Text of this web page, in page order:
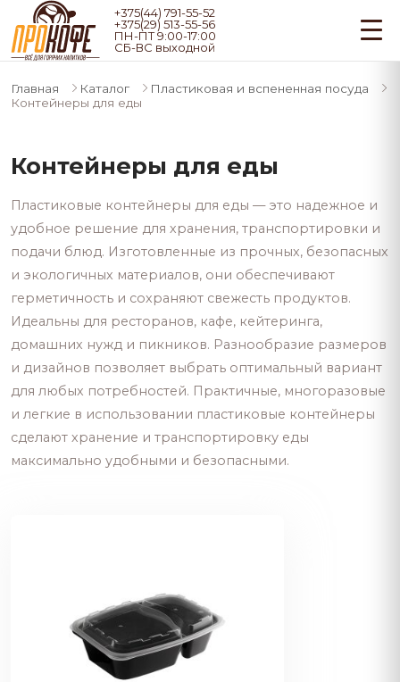
+375(44) 791-55-52
+375(29) 513-55-56
ПН-ПТ 9:00-17:00
СБ-ВС выходной
Главная Каталог
Пластиковая и вспененная посуда
Контейнеры для еды
Контейнеры для еды
Пластиковые контейнеры для еды — это надежное и
удобное решение для хранения, транспортировки и
подачи блюд. Изготовленные из прочных, безопасных
и экологичных материалов, они обеспечивают
герметичность и сохраняют свежесть продуктов.
Идеальны для ресторанов, кафе, кейтеринга,
домашних нужд и пикников. Разнообразие размеров
и дизайнов позволяет выбрать оптимальный вариант
для любых потребностей. Практичные, многоразовые
и легкие в использовании пластиковые контейнеры
сделают хранение и транспортировку еды
максимально удобными и безопасными.